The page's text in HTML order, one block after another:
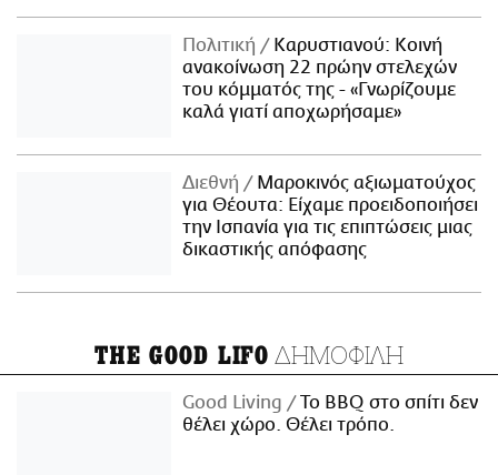
Πολιτική
Καρυστιανού: Κοινή
ανακοίνωση 22 πρώην στελεχών
του κόμματός της - «Γνωρίζουμε
καλά γιατί αποχωρήσαμε»
Διεθνή
Μαροκινός αξιωματούχος
για Θέουτα: Είχαμε προειδοποιήσει
την Ισπανία για τις επιπτώσεις μιας
δικαστικής απόφασης
THE GOOD LIFO ΔΗΜΟΦΙΛΗ
Good Living
Το BBQ στο σπίτι δεν
θέλει χώρο. Θέλει τρόπο.